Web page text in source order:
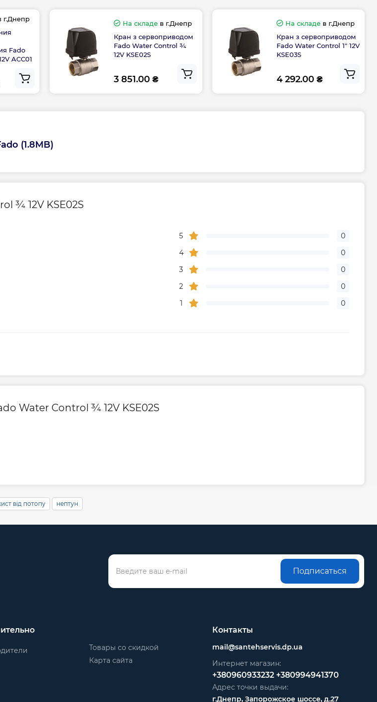
г.Днепр
Fado
ACC01
На складе в г.Днепр
Кран з сервоприводом
Fado Water Control ¾
12V KSE02S
3 851.00 ₴
На складев г.Днепр
Кран з сервоприводом
Fado Water Control 1" 12V
KSE03S
4 292.00 ₴
(1.8MB)
¾ 12V KSE02S
5
0
4
0
3
0
2
0
1
0
Water Control ¾ 12V KSE02S
від потопу нептун
Подписаться
Товары со скидкой
Карта сайта
Контакты
mail@santehservis.dp.ua
Интернет магазин:
+380960933232 +380994941370
Адрес точки выдачи:
г.Днепр, Запорожское шоссе, д.27